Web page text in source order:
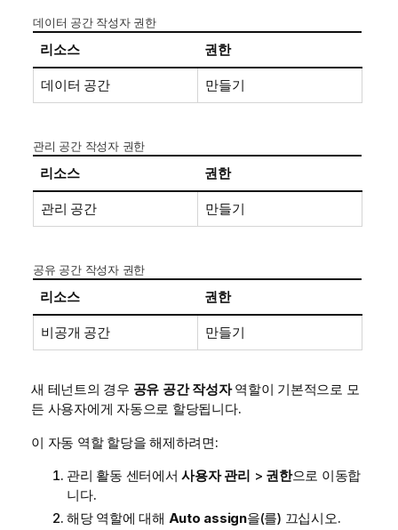
데이터 공간 작성자 권한
리소스 권한
데이터 공간 만들기
관리 공간 작성자 권한
리소스 권한
관리 공간 만들기
공유 공간 작성자 권한
리소스 권한
비공개 공간 만들기
새 테넌트의 경우 공유 공간 작성자역할이 기본적으로 모
든 사용자에게 자동으로 할당됩니다.
이 자동 역할 할당을 해제하려면:
관리 활동 센터에서사용자 관리 > 권한으로 이동합
니다.
해당 역할에 대해 Auto assign을(를) 끄십시오.